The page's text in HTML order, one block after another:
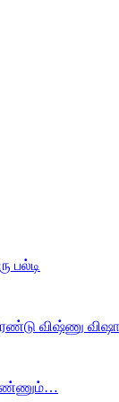
பல்டி
விஷ்ணு
எண்ணும்…